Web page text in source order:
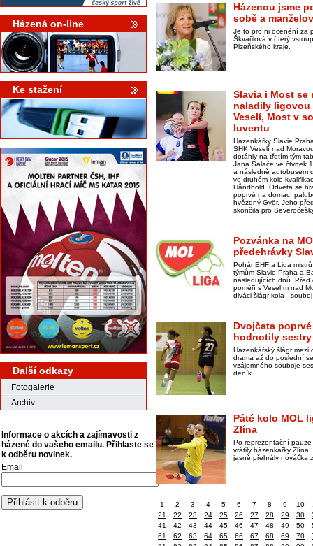
Házená on-line
Ke stažení
Další odkazy
Fotogalerie
Archiv
Informace o akcích a zajímavosti z
házené do vašeho emailu. Přihlaste se
k odběru novinek.
Email
Házenou jsme
sobě a
Je to pro ni ocenění za
Škvařilová v úterý
Plzeňského kraje.
Slavia i Most se
naladily ligovou
Veselí, Most v
Iuventu
Házenkářky Slavie
SHK Veselí nad
dotáhly na třetím tým
Jana Salače ve čtvrtek
a následně autobusem
ve druhém kole
Håndbold. Odveta se
poprvé na domácí
hvězdný Györ. Jeho
skončila pro
Pozvánka na
předehrávky
Pohár EHF a Liga
týmům Slavie Praha a
následujících dnů. Před
poměří s Veselím nad
diváci šlágr kola -
Dvojčata
hodnotily
Házenkářský šlágr mezi
drama až do poslední
vzájemného souboje
deník.
Páté kolo MOL
Zlína
Po reprezentační
vrátily házenkářky
jasně přehrály nováčka
1 2 3 4 5 6 7 8 9 10
21
22 23 24 25 26 27 28 29 30
41
42 43 44 45 46 47 48 49 50
61
62 63 64 65 66 67 68 69 70